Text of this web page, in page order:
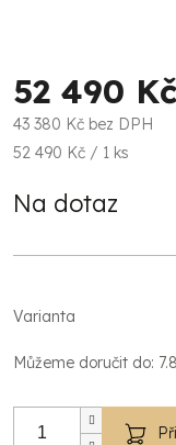
52 490 Kč
43 380 Kč bez DPH
Měrná
52 490 Kč / 1 ks
Na dotaz
Varianta
Můžeme doručit do: